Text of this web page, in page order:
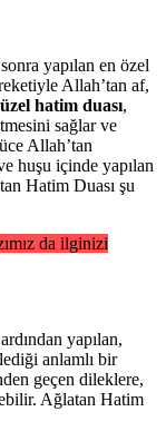
yapılan en özel
Allah’tan af,
hatim duası,
sağlar ve
Allah’tan
huşu içinde yapılan
Hatim Duası şu
da ilginizi
yapılan,
anlamlı bir
geçen dileklere,
Ağlatan Hatim